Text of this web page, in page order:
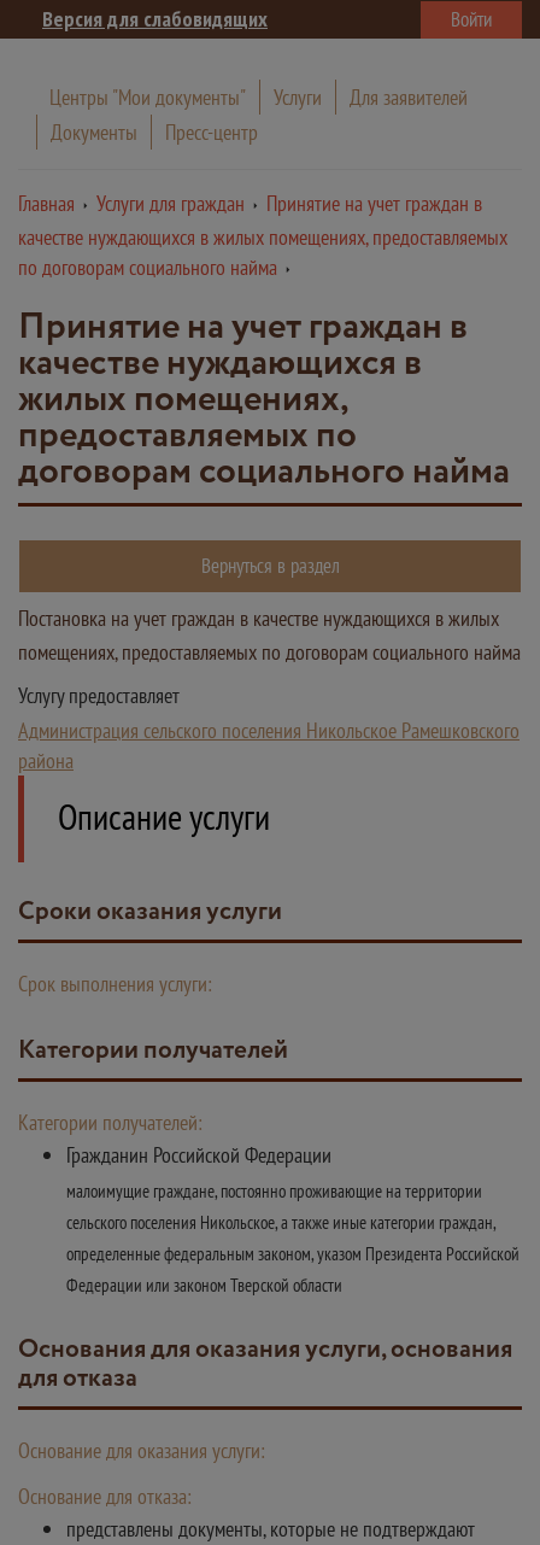
Версия для слабовидящих Войти
Центры "Мои документы" Услуги
Для заявителей
Документы
Пресс-центр
Главная Услуги для граждан
Принятие на учет граждан в
качестве нуждающихся в жилых помещениях, предоставляемых
по договорам социального найма
Принятие на учет граждан в
качестве нуждающихся в
жилых помещениях,
предоставляемых по
договорам социального найма
Вернуться в раздел
Постановка на учет граждан в качестве нуждающихся в жилых
помещениях, предоставляемых по договорам социального найма
Услугу предоставляет
Администрация сельского поселения Никольское Рамешковского
района
Описание услуги
Сроки оказания услуги
Срок выполнения услуги:
Категории получателей
Категории получателей:
Гражданин Российской Федерации
малоимущие граждане, постоянно проживающие на территории
сельского поселения Никольское, а также иные категории граждан,
определенные федеральным законом, указом Президента Российской
Федерации или законом Тверской области
Основания для оказания услуги, основания
для отказа
Основание для оказания услуги:
Основание для отказа:
представлены документы, которые не подтверждают